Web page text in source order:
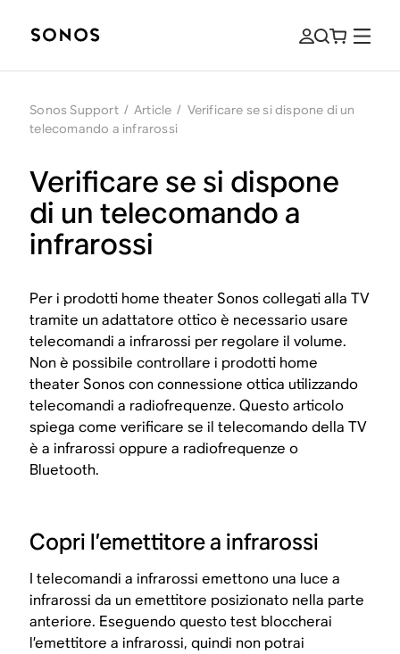
Sonos Support / Article / Verificare se si dispone di un
telecomando a infrarossi
Verificare se si dispone
di un telecomando a
infrarossi
Per i prodotti home theater Sonos collegati alla TV
tramite un adattatore ottico è necessario usare
telecomandi a infrarossi per regolare il volume.
Non è possibile controllare i prodotti home
theater Sonos con connessione ottica utilizzando
telecomandi a radiofrequenze. Questo articolo
spiega come verificare se il telecomando della TV
è a infrarossi oppure a radiofrequenze o
Bluetooth.
Copri l’emettitore a infrarossi
I telecomandi a infrarossi emettono una luce a
infrarossi da un emettitore posizionato nella parte
anteriore. Eseguendo questo test bloccherai
l’emettitore a infrarossi, quindi non potrai